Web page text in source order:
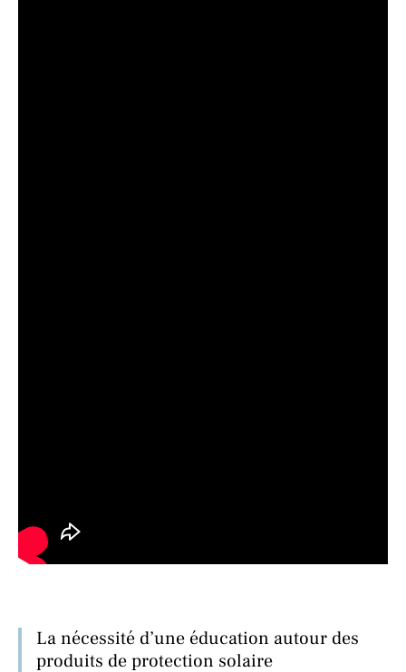
La nécessité d’une éducation autour des
produits de protection solaire